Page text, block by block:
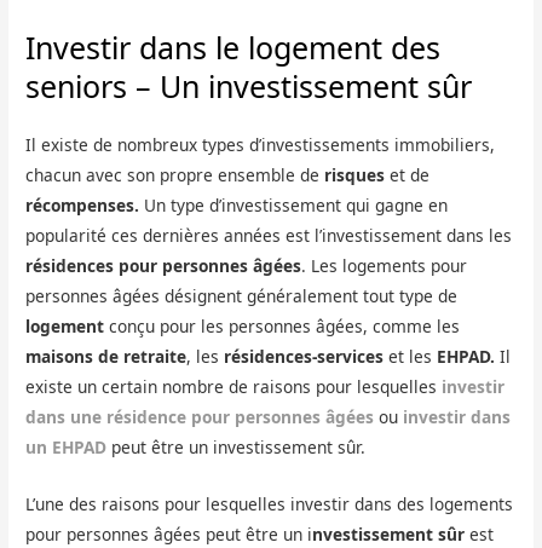
Investir dans le logement des
seniors – Un investissement sûr
Il existe de nombreux types d’investissements immobiliers,
chacun avec son propre ensemble de risques et de
récompenses. Un type d’investissement qui gagne en
popularité ces dernières années est l’investissement dans les
résidences pour personnes âgées. Les logements pour
personnes âgées désignent généralement tout type de
logement conçu pour les personnes âgées, comme les
maisons de retraite, les résidences-services et les EHPAD. Il
existe un certain nombre de raisons pour lesquelles investir
dans une résidence pour personnes âgées ou investir dans
un EHPAD peut être un investissement sûr.
L’une des raisons pour lesquelles investir dans des logements
pour personnes âgées peut être un investissement sûr est